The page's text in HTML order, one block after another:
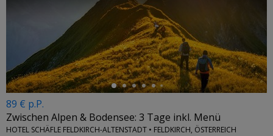
89 € p.P.
Zwischen Alpen & Bodensee: 3 Tage inkl. Menü
HOTEL SCHÄFLE FELDKIRCH-ALTENSTADT • FELDKIRCH, ÖSTERREICH